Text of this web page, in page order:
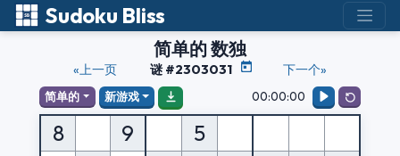
Sudoku Bliss
简单的 数独
«上一页 谜 #2303031 下一个»
简单的 新游戏 00:00:00
8 9
5